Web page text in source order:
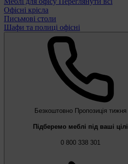
Офісні крісла
Письмові столи
Шафи та полиці офісні
Безкоштовно Пропозиція тижня
Підберемо меблі під ваші цілі
0 800 338 301